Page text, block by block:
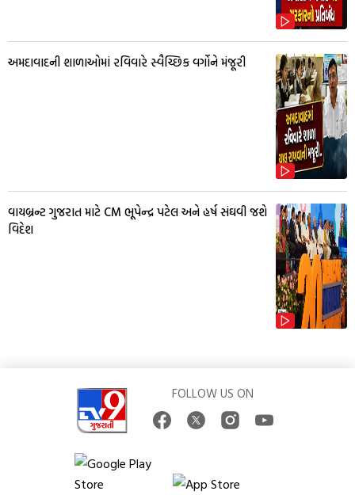
અમદાવાદની શાળાઓમાં રવિવારે સ્વૈચ્છિક વર્ગોને મંજૂરી
વાયબ્રન્ટ ગુજરાત માટે CM ભૂપેન્દ્ર પટેલ અને હર્ષ સંઘવી જશે
વિદેશ
FOLLOW US ON